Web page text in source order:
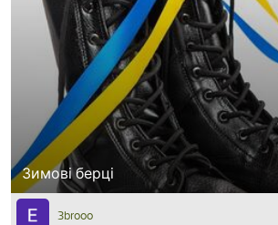
Зимові берці
3brooo